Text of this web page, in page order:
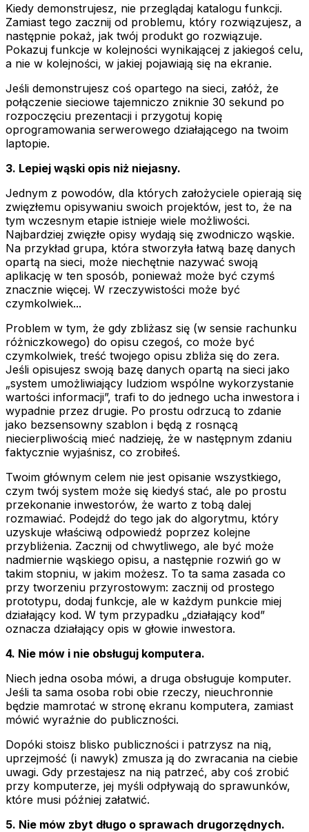
Kiedy demonstrujesz, nie przeglądaj katalogu funkcji.
Zamiast tego zacznij od problemu, który rozwiązujesz, a
następnie pokaż, jak twój produkt go rozwiązuje.
Pokazuj funkcje w kolejności wynikającej z jakiegoś celu,
a nie w kolejności, w jakiej pojawiają się na ekranie.
Jeśli demonstrujesz coś opartego na sieci, załóż, że
połączenie sieciowe tajemniczo zniknie 30 sekund po
rozpoczęciu prezentacji i przygotuj kopię
oprogramowania serwerowego działającego na twoim
laptopie.
3. Lepiej wąski opis niż niejasny.
Jednym z powodów, dla których założyciele opierają się
zwięzłemu opisywaniu swoich projektów, jest to, że na
tym wczesnym etapie istnieje wiele możliwości.
Najbardziej zwięzłe opisy wydają się zwodniczo wąskie.
Na przykład grupa, która stworzyła łatwą bazę danych
opartą na sieci, może niechętnie nazywać swoją
aplikację w ten sposób, ponieważ może być czymś
znacznie więcej. W rzeczywistości może być
czymkolwiek...
Problem w tym, że gdy zbliżasz się (w sensie rachunku
różniczkowego) do opisu czegoś, co może być
czymkolwiek, treść twojego opisu zbliża się do zera.
Jeśli opisujesz swoją bazę danych opartą na sieci jako
„system umożliwiający ludziom wspólne wykorzystanie
wartości informacji”, trafi to do jednego ucha inwestora i
wypadnie przez drugie. Po prostu odrzucą to zdanie
jako bezsensowny szablon i będą z rosnącą
niecierpliwością mieć nadzieję, że w następnym zdaniu
faktycznie wyjaśnisz, co zrobiłeś.
Twoim głównym celem nie jest opisanie wszystkiego,
czym twój system może się kiedyś stać, ale po prostu
przekonanie inwestorów, że warto z tobą dalej
rozmawiać. Podejdź do tego jak do algorytmu, który
uzyskuje właściwą odpowiedź poprzez kolejne
przybliżenia. Zacznij od chwytliwego, ale być może
nadmiernie wąskiego opisu, a następnie rozwiń go w
takim stopniu, w jakim możesz. To ta sama zasada co
przy tworzeniu przyrostowym: zacznij od prostego
prototypu, dodaj funkcje, ale w każdym punkcie miej
działający kod. W tym przypadku „działający kod”
oznacza działający opis w głowie inwestora.
4. Nie mów i nie obsługuj komputera.
Niech jedna osoba mówi, a druga obsługuje komputer.
Jeśli ta sama osoba robi obie rzeczy, nieuchronnie
będzie mamrotać w stronę ekranu komputera, zamiast
mówić wyraźnie do publiczności.
Dopóki stoisz blisko publiczności i patrzysz na nią,
uprzejmość (i nawyk) zmusza ją do zwracania na ciebie
uwagi. Gdy przestajesz na nią patrzeć, aby coś zrobić
przy komputerze, jej myśli odpływają do sprawunków,
które musi później załatwić.
5. Nie mów zbyt długo o sprawach drugorzędnych.